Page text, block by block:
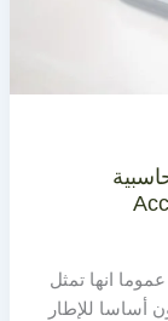
انها تمثل
أساسا للإطار